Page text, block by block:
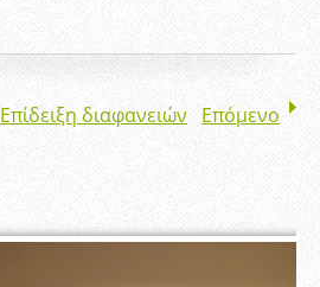
Επίδειξη διαφανειών Επόμενο